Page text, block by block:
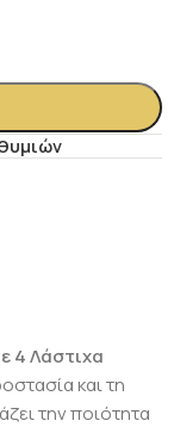
4 Λάστιχα
και τη
την ποιότητα